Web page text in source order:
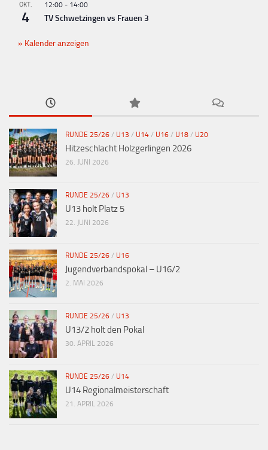
OKT.
4
12:00 - 14:00
TV Schwetzingen vs Frauen 3
Kalender anzeigen
RUNDE 25/26 / U13 / U14 / U16 / U18 / U20
Hitzeschlacht Holzgerlingen 2026
26. JUNI 2026
RUNDE 25/26 / U13
U13 holt Platz 5
22. JUNI 2026
RUNDE 25/26 / U16
Jugendverbandspokal – U16/2
2. MAI 2026
RUNDE 25/26 / U13
U13/2 holt den Pokal
30. APRIL 2026
RUNDE 25/26 / U14
U14 Regionalmeisterschaft
21. APRIL 2026